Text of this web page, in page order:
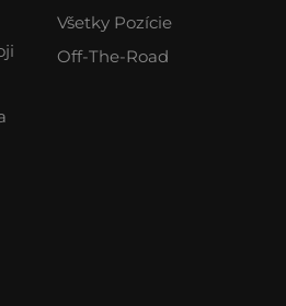
Všetky Pozície
Off-The-Road